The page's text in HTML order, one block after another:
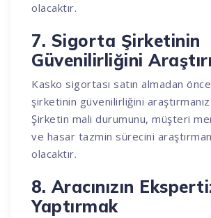
olacaktır.
7. Sigorta Şirketinin
Güvenilirliğini
Kasko sigortası satın almadan
şirketinin güvenilirliğini
Şirketin mali durumunu, müşteri
ve hasar tazmin sürecini
olacaktır.
8. Aracınızın
Yaptırmak